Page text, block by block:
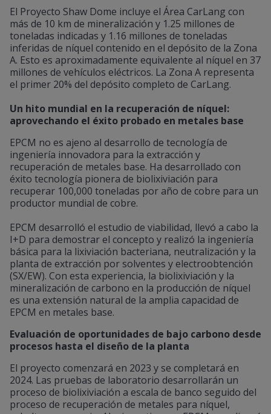
El Proyecto Shaw Dome incluye el Área CarLang con
más de 10 km de mineralización y 1.25 millones de
toneladas indicadas y 1.16 millones de toneladas
inferidas de níquel contenido en el depósito de la Zona
A. Esto es aproximadamente equivalente al níquel en 37
millones de vehículos eléctricos. La Zona A representa
el primer 20% del depósito completo de CarLang.
Un hito mundial en la recuperación de níquel:
aprovechando el éxito probado en metales base
EPCM no es ajeno al desarrollo de tecnología de
ingeniería innovadora para la extracción y
recuperación de metales base. Ha desarrollado con
éxito tecnología pionera de biolixiviación para
recuperar 100,000 toneladas por año de cobre para un
productor mundial de cobre.
EPCM desarrolló el estudio de viabilidad, llevó a cabo la
I+D para demostrar el concepto y realizó la ingeniería
básica para la lixiviación bacteriana, neutralización y la
planta de extracción por solventes y electroobtención
(SX/EW). Con esta experiencia, la biolixiviación y la
mineralización de carbono en la producción de níquel
es una extensión natural de la amplia capacidad de
EPCM en metales base.
Evaluación de oportunidades de bajo carbono desde
procesos hasta el diseño de la planta
El proyecto comenzará en 2023 y se completará en
2024. Las pruebas de laboratorio desarrollarán un
proceso de biolixiviación a escala de banco seguido del
proceso de recuperación de metales para níquel,